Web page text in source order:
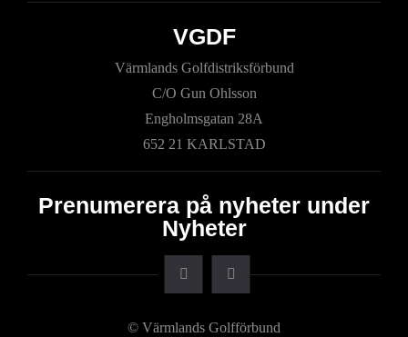
VGDF
Värmlands Golfdistriksförbund
C/O Gun Ohlsson
Engholmsgatan 28A
652 21 KARLSTAD
Prenumerera på nyheter under
Nyheter
© Värmlands Golfförbund